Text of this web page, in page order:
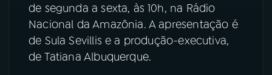
ACOMPANHE A RÁDIO NACIONAL
Facebook
de segunda a sexta, às 10h, na Rádio
Nacional da Amazônia. A apresentação é
de Sula Sevillis e a produção-executiva,
de Tatiana Albuquerque.